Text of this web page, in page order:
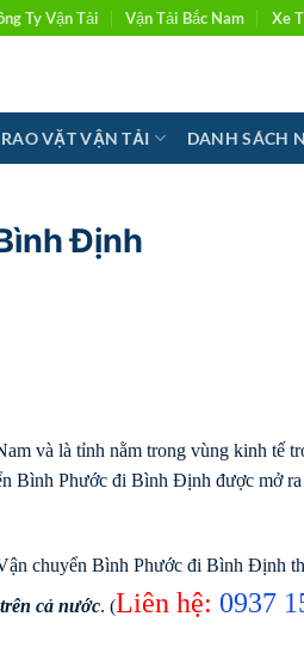
Ty Vận Tải Vận Tải Bắc Nam Xe
RAO VẶT VẬN TẢI DANH SÁCH
Định
và là tỉnh nằm trong vùng kinh tế
Bình Phước đi Bình Định được mở ra
chuyển Bình Phước đi Bình Định
cả nước. (Liên hệ: 0937